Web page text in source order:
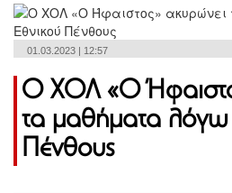
01.03.2023 | 12:57
Ο ΧΟΛ «Ο
τα μαθήματα λόγω
Πένθους